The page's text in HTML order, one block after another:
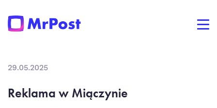
29.05.2025
Reklama w Miączynie